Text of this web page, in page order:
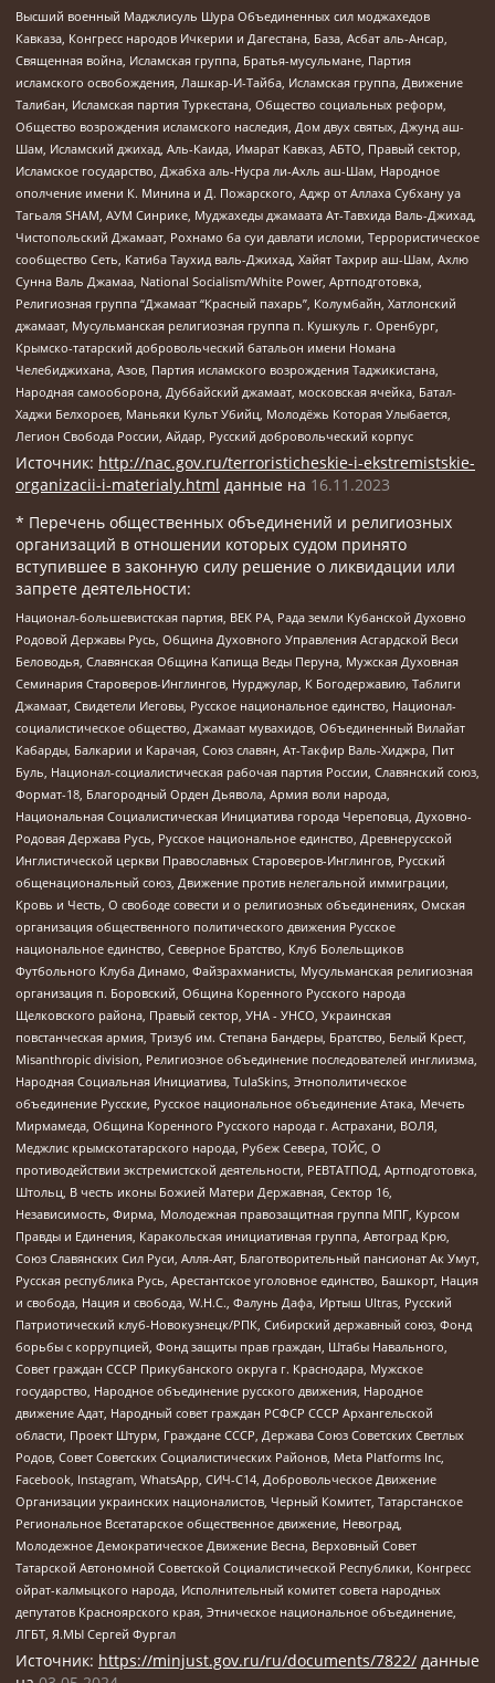
Высший военный Маджлисуль Шура Объединенных сил моджахедов
Кавказа, Конгресс народов Ичкерии и Дагестана, База, Асбат аль-Ансар,
Священная война, Исламская группа, Братья-мусульмане, Партия
исламского освобождения, Лашкар-И-Тайба, Исламская группа, Движение
Талибан, Исламская партия Туркестана, Общество социальных реформ,
Общество возрождения исламского наследия, Дом двух святых, Джунд аш-
Шам, Исламский джихад, Аль-Каида, Имарат Кавказ, АБТО, Правый сектор,
Исламское государство, Джабха аль-Нусра ли-Ахль аш-Шам, Народное
ополчение имени К. Минина и Д. Пожарского, Аджр от Аллаха Субхану уа
Тагьаля SHAM, АУМ Синрике, Муджахеды джамаата Ат-Тавхида Валь-Джихад,
Чистопольский Джамаат, Рохнамо ба суи давлати исломи, Террористическое
сообщество Сеть, Катиба Таухид валь-Джихад, Хайят Тахрир аш-Шам, Ахлю
Сунна Валь Джамаа, National Socialism/White Power, Артподготовка,
Религиозная группа “Джамаат “Красный пахарь”, Колумбайн, Хатлонский
джамаат, Мусульманская религиозная группа п. Кушкуль г. Оренбург,
Крымско-татарский добровольческий батальон имени Номана
Челебиджихана, Азов, Партия исламского возрождения Таджикистана,
Народная самооборона, Дуббайский джамаат, московская ячейка, Батал-
Хаджи Белхороев, Маньяки Культ Убийц, Молодёжь Которая Улыбается,
Легион Свобода России, Айдар, Русский добровольческий корпус
Источник: http://nac.gov.ru/terroristicheskie-i-ekstremistskie-
organizacii-i-materialy.html данные на 16.11.2023
* Перечень общественных объединений и религиозных
организаций в отношении которых судом принято
вступившее в законную силу решение о ликвидации или
запрете деятельности:
Национал-большевистская партия, ВЕК РА, Рада земли Кубанской Духовно
Родовой Державы Русь, Община Духовного Управления Асгардской Веси
Беловодья, Славянская Община Капища Веды Перуна, Мужская Духовная
Семинария Староверов-Инглингов, Нурджулар, К Богодержавию, Таблиги
Джамаат, Свидетели Иеговы, Русское национальное единство, Национал-
социалистическое общество, Джамаат мувахидов, Объединенный Вилайат
Кабарды, Балкарии и Карачая, Союз славян, Ат-Такфир Валь-Хиджра, Пит
Буль, Национал-социалистическая рабочая партия России, Славянский союз,
Формат-18, Благородный Орден Дьявола, Армия воли народа,
Национальная Социалистическая Инициатива города Череповца, Духовно-
Родовая Держава Русь, Русское национальное единство, Древнерусской
Инглистической церкви Православных Староверов-Инглингов, Русский
общенациональный союз, Движение против нелегальной иммиграции,
Кровь и Честь, О свободе совести и о религиозных объединениях, Омская
организация общественного политического движения Русское
национальное единство, Северное Братство, Клуб Болельщиков
Футбольного Клуба Динамо, Файзрахманисты, Мусульманская религиозная
организация п. Боровский, Община Коренного Русского народа
Щелковского района, Правый сектор, УНА - УНСО, Украинская
повстанческая армия, Тризуб им. Степана Бандеры, Братство, Белый Крест,
Misanthropic division, Религиозное объединение последователей инглиизма,
Народная Социальная Инициатива, TulaSkins, Этнополитическое
объединение Русские, Русское национальное объединение Атака, Мечеть
Мирмамеда, Община Коренного Русского народа г. Астрахани, ВОЛЯ,
Меджлис крымскотатарского народа, Рубеж Севера, ТОЙС, О
противодействии экстремистской деятельности, РЕВТАТПОД, Артподготовка,
Штольц, В честь иконы Божией Матери Державная, Сектор 16,
Независимость, Фирма, Молодежная правозащитная группа МПГ, Курсом
Правды и Единения, Каракольская инициативная группа, Автоград Крю,
Союз Славянских Сил Руси, Алля-Аят, Благотворительный пансионат Ак Умут,
Русская республика Русь, Арестантское уголовное единство, Башкорт, Нация
и свобода, Нация и свобода, W.H.С., Фалунь Дафа, Иртыш Ultras, Русский
Патриотический клуб-Новокузнецк/РПК, Сибирский державный союз, Фонд
борьбы с коррупцией, Фонд защиты прав граждан, Штабы Навального,
Совет граждан СССР Прикубанского округа г. Краснодара, Мужское
государство, Народное объединение русского движения, Народное
движение Адат, Народный совет граждан РСФСР СССР Архангельской
области, Проект Штурм, Граждане СССР, Держава Союз Советских Светлых
Родов, Совет Советских Социалистических Районов, Meta Platforms Inc,
Facebook, Instagram, WhatsApp, СИЧ-С14, Добровольческое Движение
Организации украинских националистов, Черный Комитет, Татарстанское
Региональное Всетатарское общественное движение, Невоград,
Молодежное Демократическое Движение Весна, Верховный Совет
Татарской Автономной Советской Социалистической Республики, Конгресс
ойрат-калмыцкого народа, Исполнительный комитет совета народных
депутатов Красноярского края, Этническое национальное объединение,
ЛГБТ, Я.МЫ Сергей Фургал
Источник: https://minjust.gov.ru/ru/documents/7822/ данные